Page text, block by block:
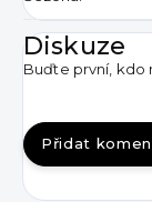
Diskuze
Buďte první, kdo
Přidat